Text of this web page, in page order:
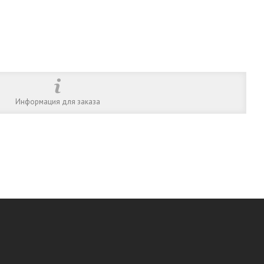
Информация для заказа